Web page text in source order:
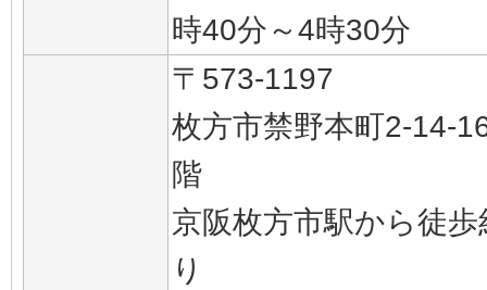
時40分～4時30分
〒573-1197
枚方市禁野本町2-14-
階
京阪枚方市駅から徒
り